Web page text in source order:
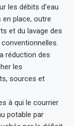
les débits d’eau
place, outre
et du lavage des
réduction des
les
sources et
à qui le courrier
potable par